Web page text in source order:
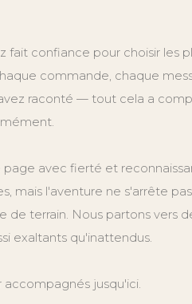
fait confiance pour choisir les
commande, chaque
raconté — tout cela a
avec fierté et
mais l'aventure ne s'arrête
de terrain. Nous partons vers
exaltants qu'inattendus.
accompagnés jusqu'ici.